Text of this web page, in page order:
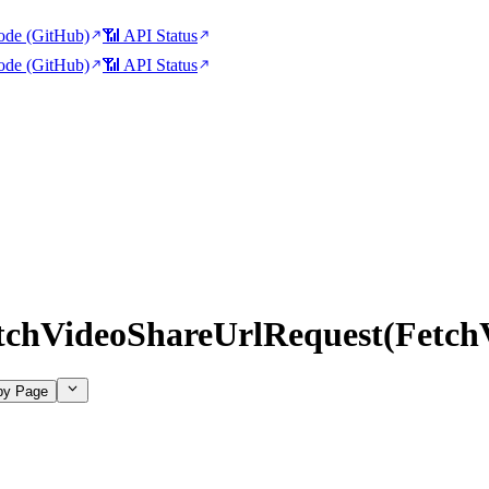
(GitHub)
📶 API Status
(GitHub)
📶 API Status
Page